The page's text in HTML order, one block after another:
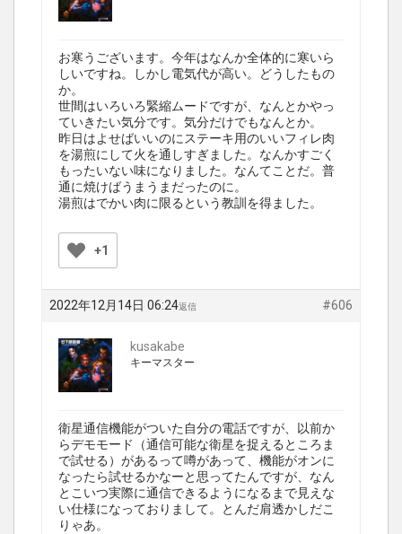
お寒うございます。今年はなんか全体的に寒いら
しいですね。しかし電気代が高い。どうしたもの
か。
世間はいろいろ緊縮ムードですが、なんとかやっ
ていきたい気分です。気分だけでもなんとか。
昨日はよせばいいのにステーキ用のいいフィレ肉
を湯煎にして火を通しすぎました。なんかすごく
もったいない味になりました。なんてことだ。普
通に焼けばうまうまだったのに。
湯煎はでかい肉に限るという教訓を得ました。
+1
2022年12月14日 06:24 #606
返信
kusakabe
キーマスター
衛星通信機能がついた自分の電話ですが、以前か
らデモモード（通信可能な衛星を捉えるところま
で試せる）があるって噂があって、機能がオンに
なったら試せるかなーと思ってたんですが、なん
とこいつ実際に通信できるようになるまで見えな
い仕様になっておりまして。とんだ肩透かしだこ
りゃあ。